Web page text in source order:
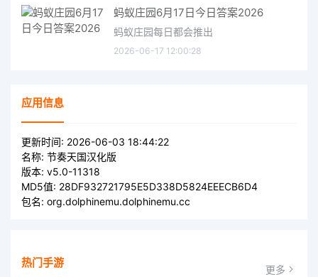
蚂蚁庄园6月17日今日答案2026
蚂蚁庄园每日都会推出
2026-06-17 12:00:28
应用信息
更新时间: 2026-06-03 18:44:22
名称: 节奏天国汉化版
版本: v5.0-11318
MD5值: 28DF932721795E5D338D5824EEECB6D4
包名: org.dolphinemu.dolphinemu.cc
热门手游 更多